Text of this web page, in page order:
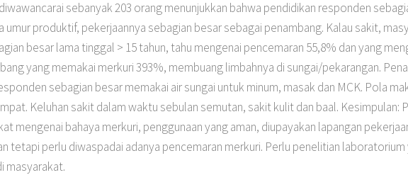
sebanyak 203 orang menunjukkan bahwa pendidikan responden
umur produktif, pekerjaannya sebagian besar sebagai penambang. Kalau sakit,
besar lama tinggal > 15 tahun, tahu mengenai pencemaran 55,8% dan yang
yang memakai merkuri 393%, membuang limbahnya di sungai/pekarangan.
sebagian besar memakai air sungai untuk minum, masak dan MCK. Pola
Keluhan sakit dalam waktu sebulan semutan, sakit kulit dan baal. Kesimpulan:
mengenai bahaya merkuri, penggunaan yang aman, diupayakan lapangan
tetapi perlu diwaspadai adanya pencemaran merkuri. Perlu penelitian laboratorium
masyarakat.